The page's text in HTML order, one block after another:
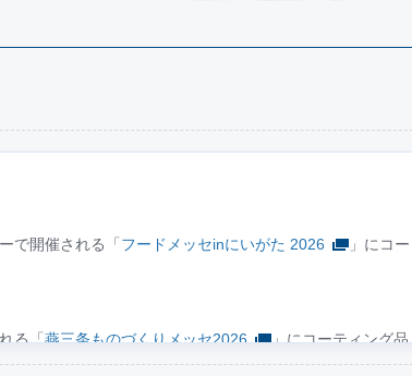
で開催される「 フードメッセinにいがた 2026
」にコー
る「燕三条ものづくりメッセ2026
」にコーティング品